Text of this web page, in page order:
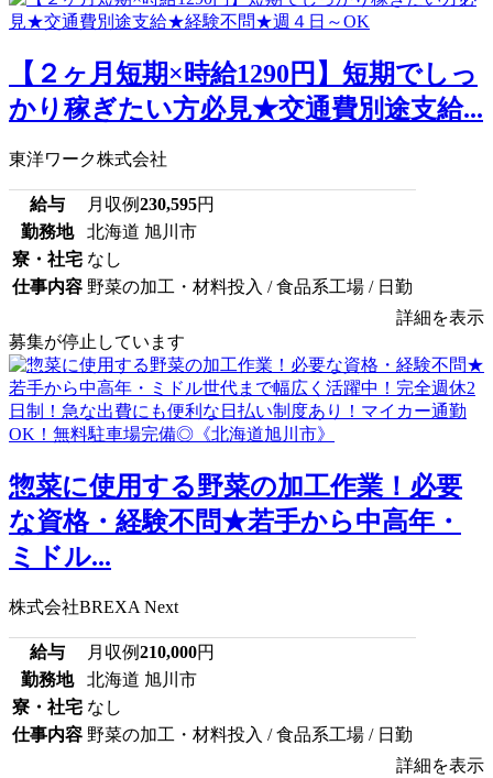
【２ヶ月短期×時給1290円】短期でしっ
かり稼ぎたい方必見★交通費別途支給...
東洋ワーク株式会社
給与 月収例230,595円
勤務地
北海道 旭川市
寮・社宅 なし
仕事内容 野菜の加工・材料投入 / 食品系工場 / 日勤
詳細を表示
募集が停止しています
惣菜に使用する野菜の加工作業！必要
な資格・経験不問★若手から中高年・
ミドル...
株式会社BREXA Next
給与 月収例210,000円
勤務地
北海道 旭川市
寮・社宅 なし
仕事内容 野菜の加工・材料投入 / 食品系工場 / 日勤
詳細を表示